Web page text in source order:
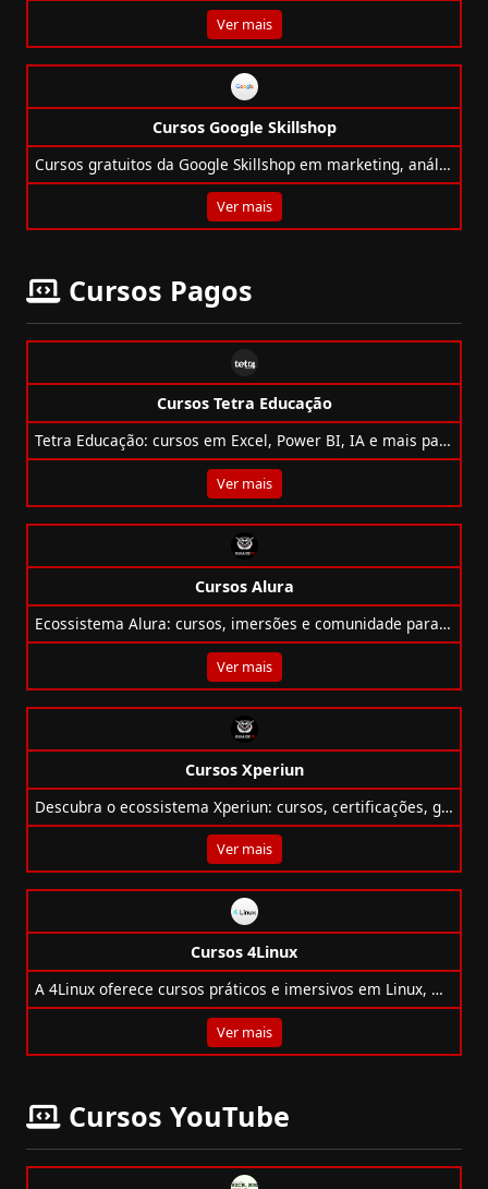
Ver mais
Cursos Google Skillshop
Cursos gratuitos da Google Skillshop em marketing, análise de dados, YouTube, Waze e mais, com direito a certificações!
Ver mais
Cursos Pagos
Cursos Tetra Educação
Tetra Educação: cursos em Excel, Power BI, IA e mais para impulsionar sua carreira com habilidades técnicas e comportamentais.
Ver mais
Cursos Alura
Ecossistema Alura: cursos, imersões e comunidade para formar profissionais multidisciplinares em Tech.
Ver mais
Cursos Xperiun
Descubra o ecossistema Xperiun: cursos, certificações, gamificação e marketplace para se tornar um especialista em análise de dados.
Ver mais
Cursos 4Linux
A 4Linux oferece cursos práticos e imersivos em Linux, DevOps, Cloud, Containers, Segurança, Python e muito mais. Acesso anual ilimitado!
Ver mais
Cursos YouTube